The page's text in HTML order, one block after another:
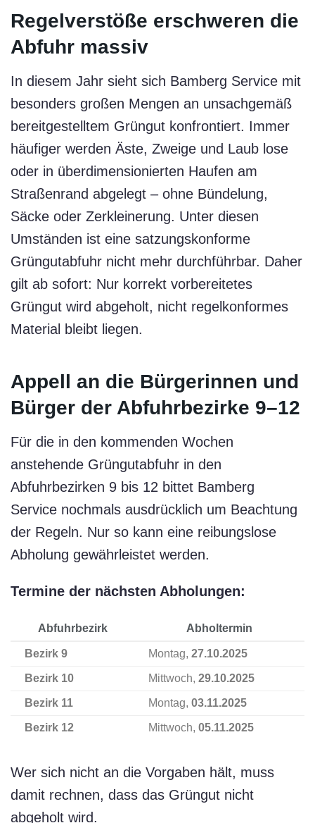
Regelverstöße erschweren die
Abfuhr massiv
In diesem Jahr sieht sich Bamberg Service mit
besonders großen Mengen an unsachgemäß
bereitgestelltem Grüngut konfrontiert. Immer
häufiger werden Äste, Zweige und Laub lose
oder in überdimensionierten Haufen am
Straßenrand abgelegt – ohne Bündelung,
Säcke oder Zerkleinerung. Unter diesen
Umständen ist eine satzungskonforme
Grüngutabfuhr nicht mehr durchführbar. Daher
gilt ab sofort: Nur korrekt vorbereitetes
Grüngut wird abgeholt, nicht regelkonformes
Material bleibt liegen.
Appell an die Bürgerinnen und
Bürger der Abfuhrbezirke 9–12
Für die in den kommenden Wochen
anstehende Grüngutabfuhr in den
Abfuhrbezirken 9 bis 12 bittet Bamberg
Service nochmals ausdrücklich um Beachtung
der Regeln. Nur so kann eine reibungslose
Abholung gewährleistet werden.
Termine der nächsten Abholungen:
Abfuhrbezirk Abholtermin
Bezirk 9 Montag, 27.10.2025
Bezirk 10 Mittwoch, 29.10.2025
Bezirk 11 Montag, 03.11.2025
Bezirk 12 Mittwoch, 05.11.2025
Wer sich nicht an die Vorgaben hält, muss
damit rechnen, dass das Grüngut nicht
abgeholt wird.